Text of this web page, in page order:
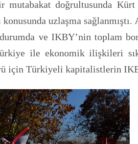
mutabakat doğrultusunda
uzlaşma
ve IKBY’nin toplam
ile ekonomik ilişkileri
için Türkiyeli kapitalistlerin